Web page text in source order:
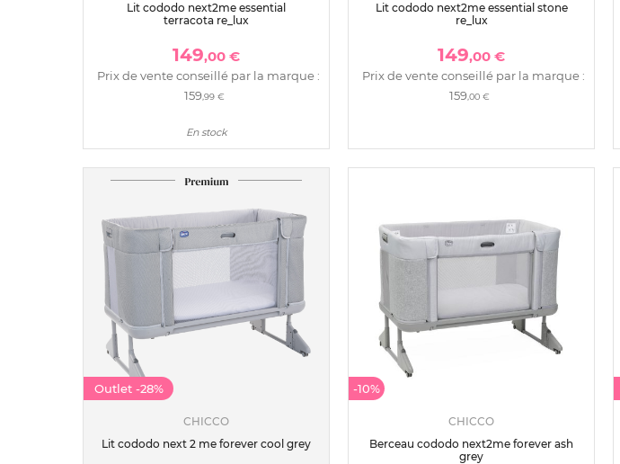
Lit cododo next2me essential
terracota re_lux
149,00 €
Prix de vente conseillé par la marque :
159,99 €
En stock
Lit cododo next2me essential stone
re_lux
149,00 €
Prix de vente conseillé par la marque :
159,00 €
Outlet -28%
CHICCO
Lit cododo next 2 me forever cool grey
-10%
CHICCO
Berceau cododo next2me forever ash
grey